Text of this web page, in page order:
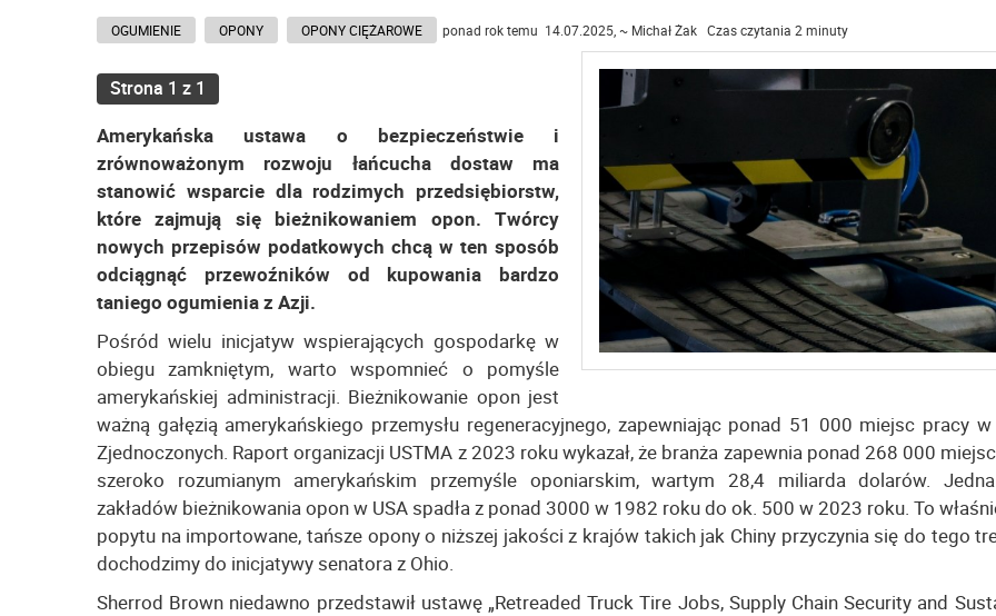
OGUMIENIE OPONY OPONY CIĘŻAROWE ponad rok temu 14.07.2025, ~ Michał Żak Czas czytania 2 minuty
Strona 1 z 1
Amerykańska ustawa o bezpieczeństwie i
zrównoważonym rozwoju łańcucha dostaw ma
stanowić wsparcie dla rodzimych przedsiębiorstw,
które zajmują się bieżnikowaniem opon. Twórcy
nowych przepisów podatkowych chcą w ten sposób
odciągnąć przewoźników od kupowania bardzo
taniego ogumienia z Azji.
Pośród wielu inicjatyw wspierających gospodarkę w
obiegu zamkniętym, warto wspomnieć o pomyśle
amerykańskiej administracji. Bieżnikowanie opon jest
ważną gałęzią amerykańskiego przemysłu regeneracyjnego, zapewniając ponad 51 000 miejsc pracy
Zjednoczonych. Raport organizacji USTMA z 2023 roku wykazał, że branża zapewnia ponad 268 000
szeroko rozumianym amerykańskim przemyśle oponiarskim, wartym 28,4 miliarda dolarów.
zakładów bieżnikowania opon w USA spadła z ponad 3000 w 1982 roku do ok. 500 w 2023 roku. To
popytu na importowane, tańsze opony o niższej jakości z krajów takich jak Chiny przyczynia się do tego
dochodzimy do inicjatywy senatora z Ohio.
Sherrod Brown niedawno przedstawił ustawę „Retreaded Truck Tire Jobs, Supply Chain Security and